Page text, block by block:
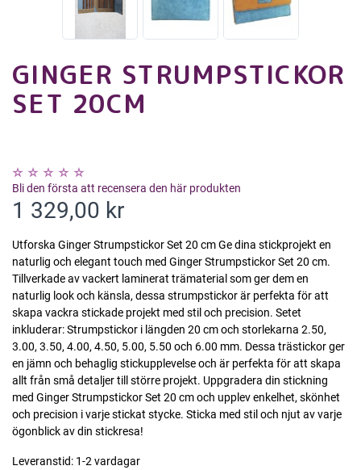
GINGER STRUMPSTICKOR
SET 20CM
Bli den första att recensera den här produkten
1 329,00 kr
Utforska Ginger Strumpstickor Set 20 cm Ge dina stickprojekt en
naturlig och elegant touch med Ginger Strumpstickor Set 20 cm.
Tillverkade av vackert laminerat trämaterial som ger dem en
naturlig look och känsla, dessa strumpstickor är perfekta för att
skapa vackra stickade projekt med stil och precision. Setet
inkluderar: Strumpstickor i längden 20 cm och storlekarna 2.50,
3.00, 3.50, 4.00, 4.50, 5.00, 5.50 och 6.00 mm. Dessa trästickor ger
en jämn och behaglig stickupplevelse och är perfekta för att skapa
allt från små detaljer till större projekt. Uppgradera din stickning
med Ginger Strumpstickor Set 20 cm och upplev enkelhet, skönhet
och precision i varje stickat stycke. Sticka med stil och njut av varje
ögonblick av din stickresa!
Leveranstid: 1-2 vardagar